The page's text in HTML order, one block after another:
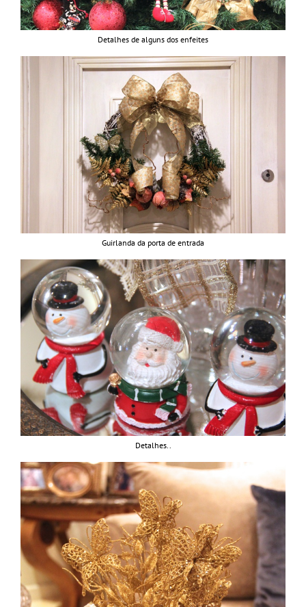
Detalhes de alguns dos enfeites
Guirlanda da porta de entrada
Detalhes..